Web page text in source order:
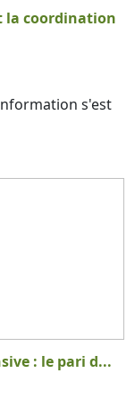
la coordination
s'est
: le pari d...